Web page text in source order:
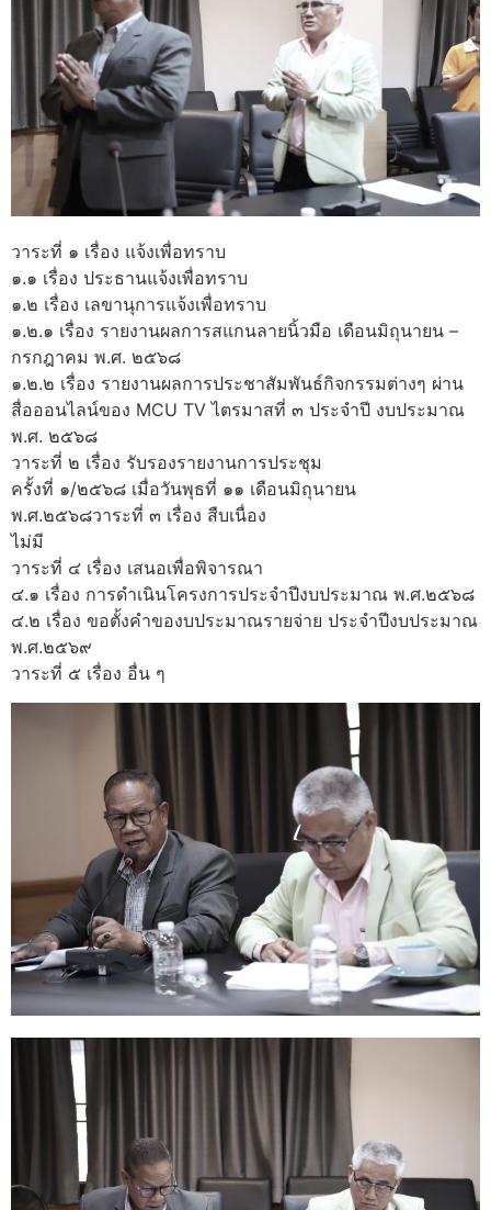
วาระที่ ๑ เรื่อง แจ้งเพื่อทราบ
๑.๑ เรื่อง ประธานแจ้งเพื่อทราบ
๑.๒ เรื่อง เลขานุการแจ้งเพื่อทราบ
๑.๒.๑ เรื่อง รายงานผลการสแกนลายนิ้วมือ เดือนมิถุนายน –
กรกฎาคม พ.ศ. ๒๕๖๘
๑.๒.๒ เรื่อง รายงานผลการประชาสัมพันธ์กิจกรรมต่างๆ ผ่าน
สื่อออนไลน์ของ MCU TV ไตรมาสที่ ๓ ประจำปี งบประมาณ
พ.ศ. ๒๕๖๘
วาระที่ ๒ เรื่อง รับรองรายงานการประชุม
ครั้งที่ ๑/๒๕๖๘ เมื่อวันพุธที่ ๑๑ เดือนมิถุนายน
พ.ศ.๒๕๖๘วาระที่ ๓ เรื่อง สืบเนื่อง
ไม่มี
วาระที่ ๔ เรื่อง เสนอเพื่อพิจารณา
๔.๑ เรื่อง การดำเนินโครงการประจำปีงบประมาณ พ.ศ.๒๕๖๘
๔.๒ เรื่อง ขอตั้งคำของบประมาณรายจ่าย ประจำปีงบประมาณ
พ.ศ.๒๕๖๙
วาระที่ ๕ เรื่อง อื่น ๆ